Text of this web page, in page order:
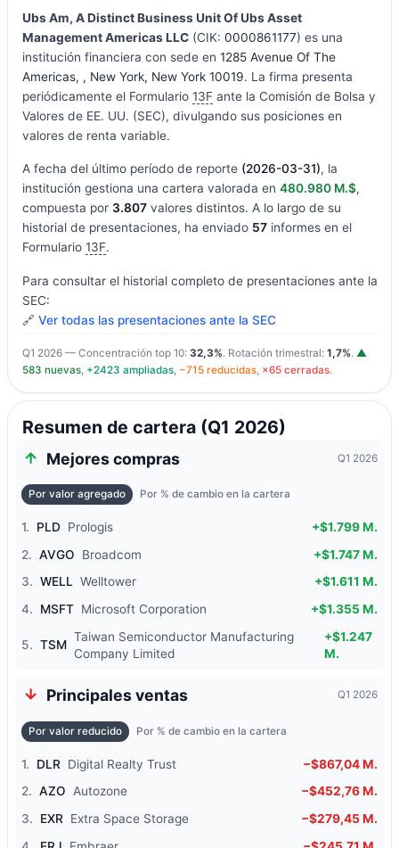
Ubs Am, A Distinct Business Unit Of Ubs Asset
Management Americas LLC(CIK: 0000861177) es una
institución financiera con sede en 1285 Avenue Of The
Americas, , New York, New York 10019. La firma presenta
periódicamente el Formulario 13Fante la Comisión de Bolsa y
Valores de EE. UU. (SEC), divulgando sus posiciones en
valores de renta variable.
A fecha del último período de reporte (2026-03-31), la
institución gestiona una cartera valorada en 480.980 M.$,
compuesta por 3.807valores distintos. A lo largo de su
historial de presentaciones, ha enviado 57informes en el
Formulario 13F.
Para consultar el historial completo de presentaciones ante la
SEC:
🔗 Ver todas las presentaciones ante la SEC
Q1 2026 — Concentración top 10: 32,3%. Rotación trimestral: 1,7%. ▲
583 nuevas, +2423 ampliadas, −715 reducidas, ×65 cerradas.
Resumen de cartera (Q1 2026)
Mejores compras Q1 2026
Por valor agregado Por % de cambio en la cartera
1. PLD Prologis
+$1.799 M.
2. AVGO Broadcom
+$1.747 M.
3. WELL Welltower
+$1.611 M.
4.
MSFT Microsoft Corporation +$1.355 M.
5. TSM
Taiwan Semiconductor Manufacturing
Company Limited
+$1.247
M.
Principales ventas Q1 2026
Por valor reducido Por % de cambio en la cartera
1. DLR Digital Realty Trust
−$867,04 M.
2. AZO Autozone
−$452,76 M.
3.
EXR Extra Space Storage
−$279,45 M.